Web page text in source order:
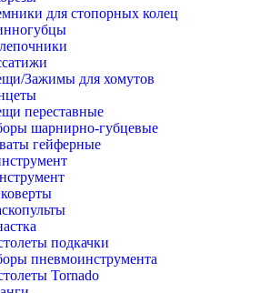
для стопорных колец
Зажимы для хомутов
переставные
шарнирно-губцевые
гейферные
подкачки
пневмоинструмента
Tornado